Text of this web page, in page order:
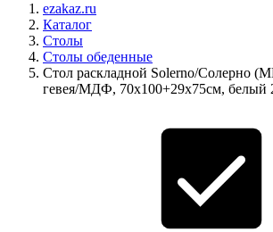
ezakaz.ru
Каталог
Столы
Столы обеденные
Стол раскладной Solerno/Солерно
гевея/МДФ, 70х100+29х75см, белый